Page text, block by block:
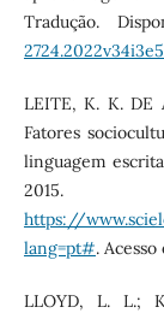
Tradução.
LEITE, K. K. DE
Fatores
linguagem
2015.
https://
lang=pt#.
LLOYD, L. L.;